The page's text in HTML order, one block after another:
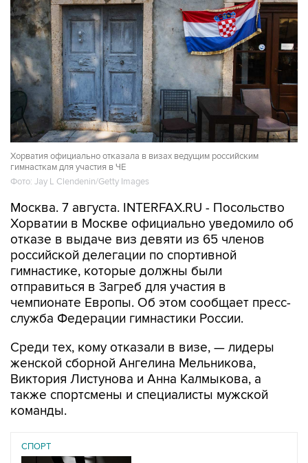
Хорватия официально отказала в визах ведущим российским
гимнасткам для участия в ЧЕ
Фото: Jay L Clendenin/Getty Images
Москва. 7 августа. INTERFAX.RU - Посольство
Хорватии в Москве официально уведомило об
отказе в выдаче виз девяти из 65 членов
российской делегации по спортивной
гимнастике, которые должны были
отправиться в Загреб для участия в
чемпионате Европы. Об этом сообщает пресс-
служба Федерации гимнастики России.
Среди тех, кому отказали в визе, — лидеры
женской сборной Ангелина Мельникова,
Виктория Листунова и Анна Калмыкова, а
также спортсмены и специалисты мужской
команды.
СПОРТ